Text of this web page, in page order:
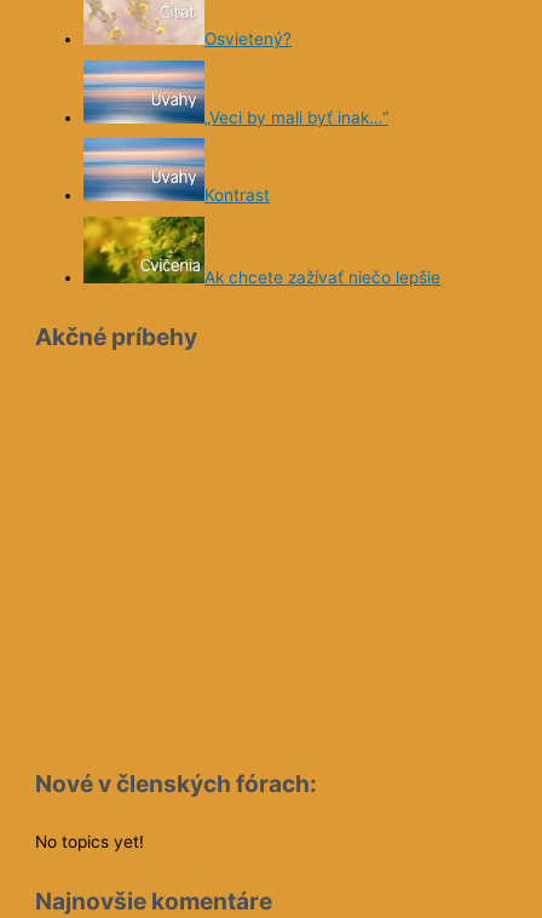
Osvietený?
„Veci by mali byť inak…“
Kontrast
Ak chcete zažívať niečo lepšie
Akčné príbehy
Nové v členských fórach:
No topics yet!
Najnovšie komentáre